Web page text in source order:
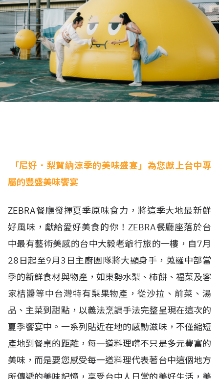
「尼好．梨賀納涼季的美味盛宴」為您獻上台中專
屬的豐盛美味饗宴
ZEBRA餐廳發揮夏季原味食力，將這季大地最新鮮
好風味，獻給愛好美食的你！ZEBRA餐廳座落於台
中最有藝術美感的台中大毅老爺行旅的一樓，自7月
28日起至9月3日主廚團隊將大顯身手，蒐羅中部當
季的新鮮食材與物產，如東勢水梨、柿餅、福菜及客
家桔醬等中台灣特有梨果物產，從沙拉、前菜、湯
品、主菜到甜點，以義法烹調手法完整呈現在這次的
夏季饗宴中。一系列貼近在地的感動滋味，不僅縮短
產地到餐桌的距離，每一道料理嚐不只是多元豐富的
美味，而是要您感受每一道料理代表著台中這個地方